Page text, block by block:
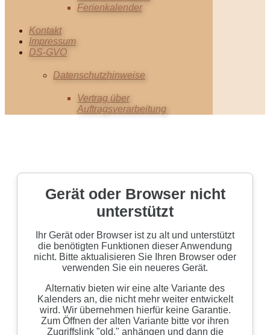
Ferienkalender
Kontakt
Impressum
DS-GVO
Datenschutzhinweise
Vertrag über
Auftragsverarbeitung